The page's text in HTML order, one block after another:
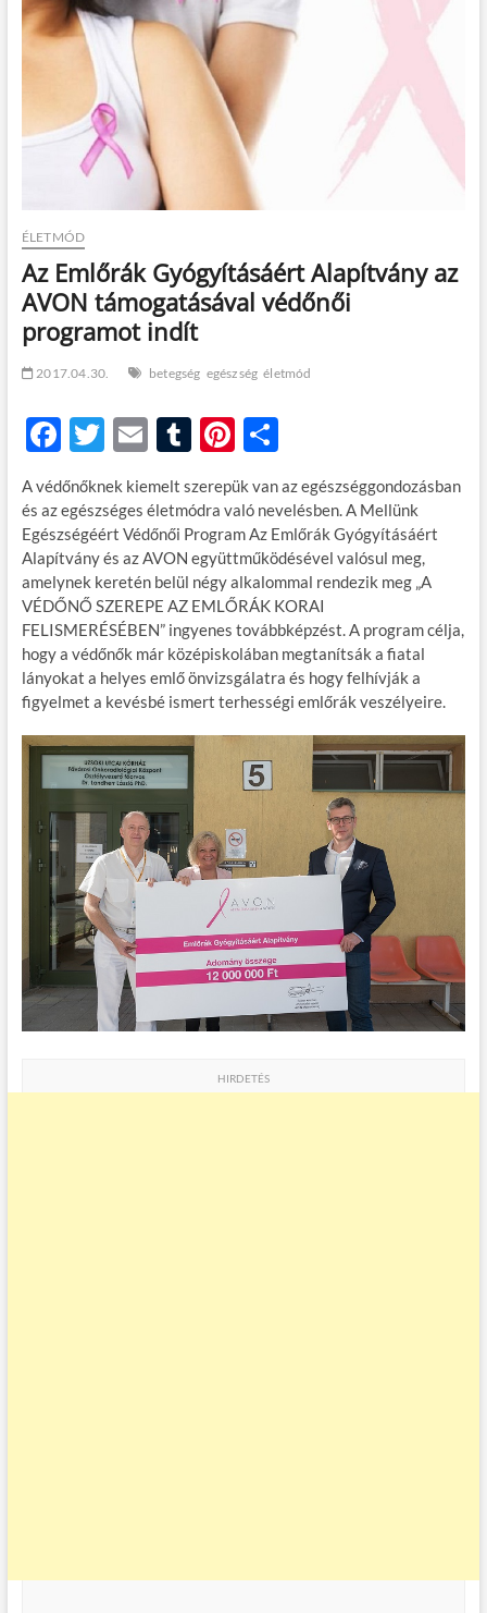
o
n
ÉLETMÓD
Az Emlőrák Gyógyításáért Alapítvány az
AVON támogatásával védőnői
programot indít
2017.04.30. betegség egészség életmód
F
ac
e
b
o
o
k
T
w
itt
er
E
m
ail
T
m
bl
r
Pi
nt
er
es
t
O
za
m
e
g
A védőnőknek kiemelt szerepük van az egészséggondozásban
és az egészséges életmódra való nevelésben. A Mellünk
Egészségéért Védőnői Program Az Emlőrák Gyógyításáért
Alapítvány és az AVON együttműködésével valósul meg,
amelynek keretén belül négy alkalommal rendezik meg „A
VÉDŐNŐ SZEREPE AZ EMLŐRÁK KORAI
FELISMERÉSÉBEN” ingyenes továbbképzést. A program célja,
hogy a védőnők már középiskolában megtanítsák a fiatal
lányokat a helyes emlő önvizsgálatra és hogy felhívják a
figyelmet a kevésbé ismert terhességi emlőrák veszélyeire.
HIRDETÉS